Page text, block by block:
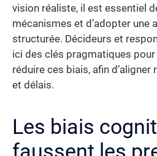
vision réaliste, il est essentiel
mécanismes et d’adopter une
structurée. Décideurs et
ici des clés pragmatiques
réduire ces biais, afin
et délais.
Les biais